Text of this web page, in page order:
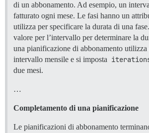
di un abbonamento. Ad esempio, un
fatturato ogni mese. Le fasi hanno un
utilizza per specificare la durata di una
valore per l’intervallo per determinare la
una pianificazione di abbonamento utilizza
intervallo mensile e si imposta
due mesi.
…
Completamento di una pianificazione
Le pianificazioni di abbonamento